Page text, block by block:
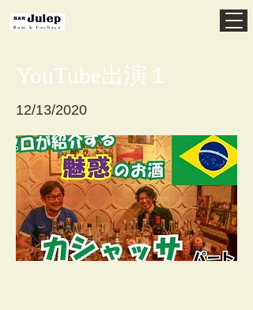
YouTube出演１
12/13/2020